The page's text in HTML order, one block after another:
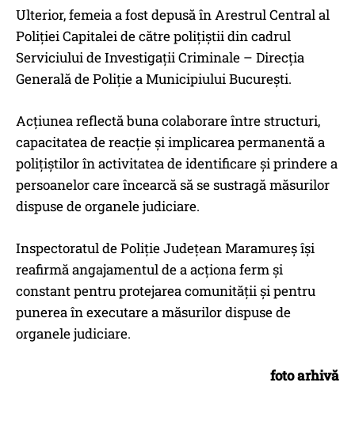
Ulterior, femeia a fost depusă în Arestrul Central al
Poliției Capitalei de către polițiștii din cadrul
Serviciului de Investigații Criminale – Direcția
Generală de Poliție a Municipiului București.
Acțiunea reflectă buna colaborare între structuri,
capacitatea de reacție și implicarea permanentă a
polițiștilor în activitatea de identificare și prindere a
persoanelor care încearcă să se sustragă măsurilor
dispuse de organele judiciare.
Inspectoratul de Poliție Județean Maramureș își
reafirmă angajamentul de a acționa ferm și
constant pentru protejarea comunității și pentru
punerea în executare a măsurilor dispuse de
organele judiciare.
foto arhivă